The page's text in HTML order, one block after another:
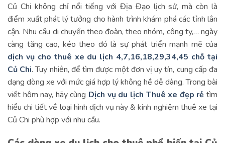
Củ Chi không chỉ nổi tiếng với Địa Đạo lịch sử, mà còn là
điểm xuất phát lý tưởng cho hành trình khám phá các tỉnh lân
cận. Nhu cầu di chuyển theo đoàn, theo nhóm, công ty,… ngày
càng tăng cao, kéo theo đó là sự phát triển mạnh mẽ của
dịch vụ cho thuê xe du lịch 4,7,16,18,29,34,45 chỗ tại
Củ Chi. Tuy nhiên, để tìm được một đơn vị uy tín, cung cấp đa
dạng dòng xe với mức giá hợp lý không hề dễ dàng. Trong bài
viết hôm nay, hãy cùng Dịch vụ du lịch Thuê xe đẹp rẻ tìm
hiểu chi tiết về loại hình dịch vụ này & kinh nghiệm thuê xe tại
Củ Chi phù hợp với nhu cầu.